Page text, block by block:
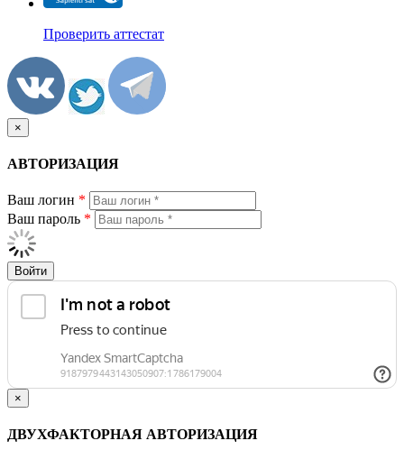
Проверить аттестат
×
АВТОРИЗАЦИЯ
Ваш логин *
Ваш пароль *
Войти
×
ДВУХФАКТОРНАЯ АВТОРИЗАЦИЯ